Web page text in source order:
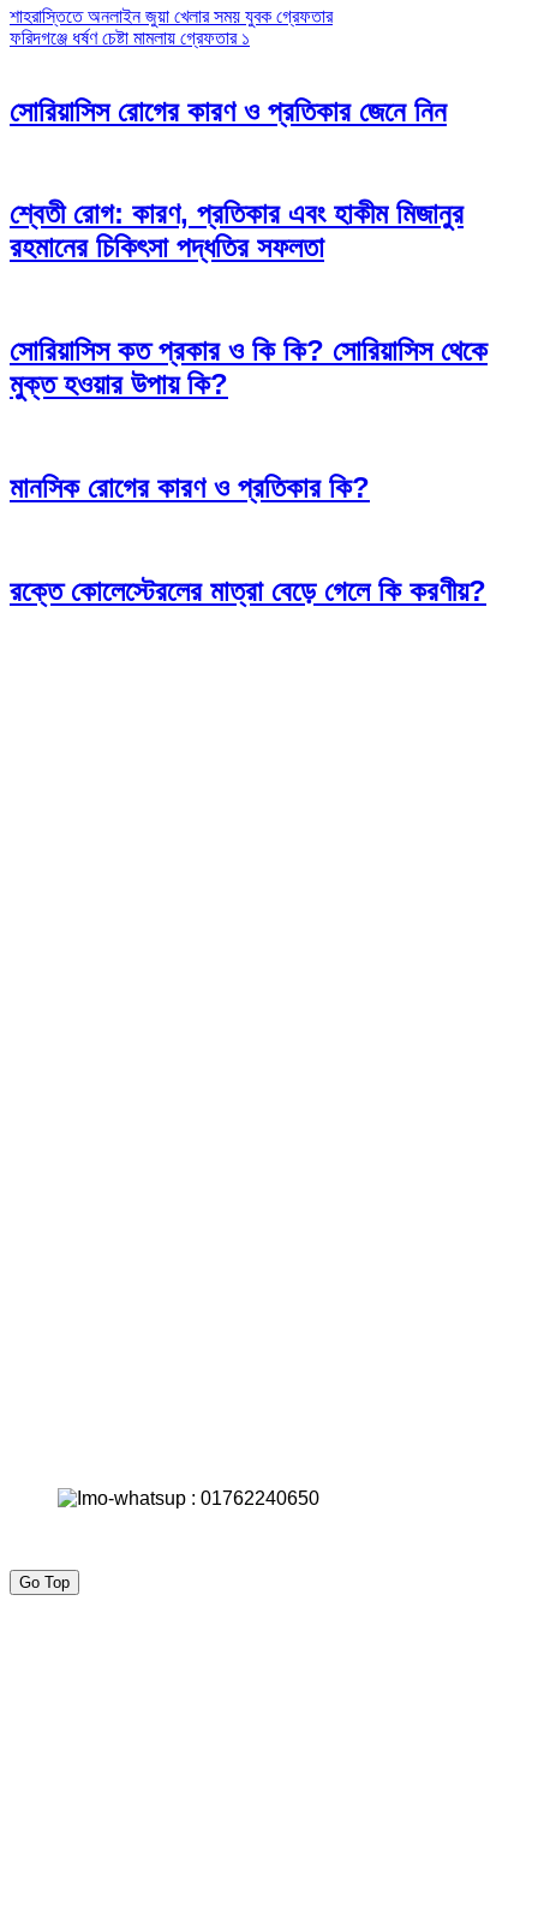
Post
navigation
শাহরাস্তিতে অনলাইন জুয়া খেলার সময় যুবক গ্রেফতার
ফরিদগঞ্জে ধর্ষণ চেষ্টা মামলায় গ্রেফতার ১
সোরিয়াসিস রোগের কারণ ও প্রতিকার জেনে নিন
শ্বেতী রোগ: কারণ, প্রতিকার এবং হাকীম মিজানুর
রহমানের চিকিৎসা পদ্ধতির সফলতা
সোরিয়াসিস কত প্রকার ও কি কি? সোরিয়াসিস থেকে
মুক্ত হওয়ার উপায় কি?
মানসিক রোগের কারণ ও প্রতিকার কি?
রক্তে কোলেস্টেরলের মাত্রা বেড়ে গেলে কি করণীয়?
Go Top